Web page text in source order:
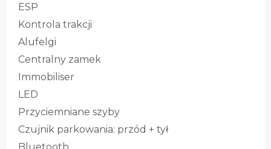
ESP
Kontrola trakcji
Alufelgi
Centralny zamek
Immobiliser
LED
Przyciemniane szyby
Czujnik parkowania: przód + tył
Bluetooth